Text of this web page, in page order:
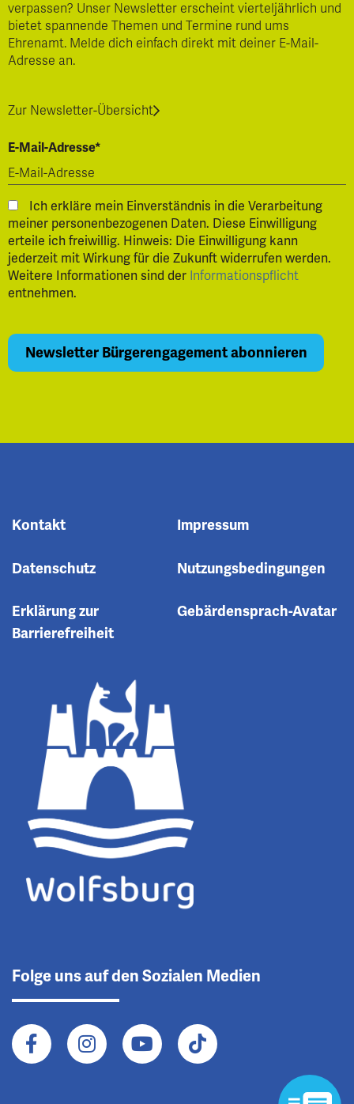
verpassen? Unser Newsletter erscheint vierteljährlich und
bietet spannende Themen und Termine rund ums
Ehrenamt. Melde dich einfach direkt mit deiner E-Mail-
Adresse an.
Zur Newsletter-Übersicht
E-Mail-Adresse*
Ich erkläre mein Einverständnis in die Verarbeitung
meiner personenbezogenen Daten. Diese Einwilligung
erteile ich freiwillig. Hinweis: Die Einwilligung kann
jederzeit mit Wirkung für die Zukunft widerrufen werden.
Weitere Informationen sind der Informationspflicht
entnehmen.
Kontakt Impressum
Datenschutz Nutzungsbedingungen
Erklärung zur
Barrierefreiheit
Gebärdensprach-Avatar
Folge uns auf den Sozialen Medien